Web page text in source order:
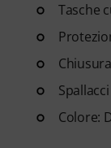
Tasche
Colore: